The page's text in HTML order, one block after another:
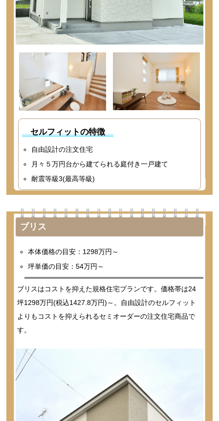
セルフィットの特徴
自由設計の注文住宅
月々５万円台から建てられる庭付き一戸建て
耐震等級3(最高等級)
ブリス
本体価格の目安：1298万円～
坪単価の目安：54万円～
ブリスはコストを抑えた規格住宅プランです。価格帯は24
坪1298万円(税込1427.8万円)～。自由設計のセルフィット
よりもコストを抑えられるセミオーダーの注文住宅商品で
す。